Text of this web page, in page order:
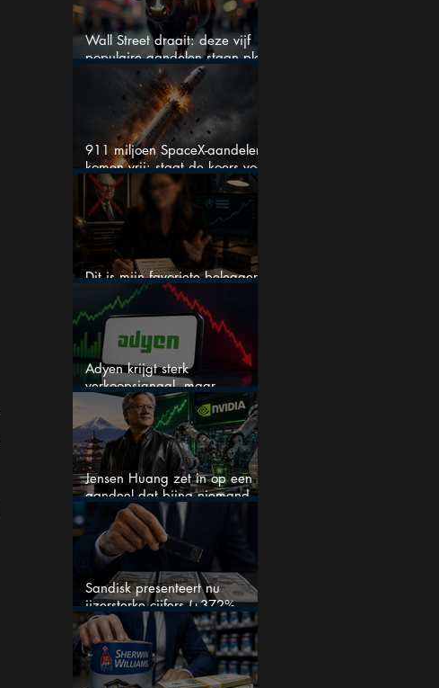
Wall Street draait: deze vijf
populaire aandelen staan plots
onder spanning
911 miljoen SpaceX-aandelen
komen vrij: staat de koers voor
een nieuwe crash?
Dit is mijn favoriete belegger…
en het is niet Warren Buffett
Adyen krijgt sterk
verkoopsignaal, maar
analisten zien juist een
koopkans
Jensen Huang zet in op een
aandeel dat bijna niemand
Sandisk presenteert nu
ijzersterke cijfers (+372%
omzetgroei), toch zakt het
aandeel weg